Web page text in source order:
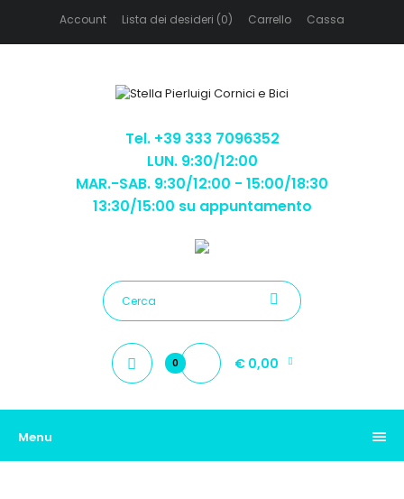
Account Lista dei desideri (0) Carrello Cassa
Tel. +39 333 7096352
LUN. 9:30/12:00
MAR.-SAB. 9:30/12:00 - 15:00/18:30
13:30/15:00 su appuntamento
0 € 0,00
Menu